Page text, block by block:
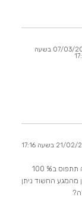
07/03/2025 בשעה
בשעה 17:16
האם אחרי 3 שבועות מהמגע החשוד בדיקה תתפוס ב% 100
מהמגע החשוד ניתן